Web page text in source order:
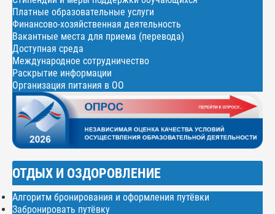
Платные образовательные услуги
Финансово-хозяйственная деятельность
Вакантные места для приема (перевода)
Доступная среда
Международное сотрудничество
Раскрытие информации
Организация питания в ОО
ОТДЫХ И ОЗДОРОВЛЕНИЕ
Алгоритм бронирования и оформления путёвки
Забронировать путёвку